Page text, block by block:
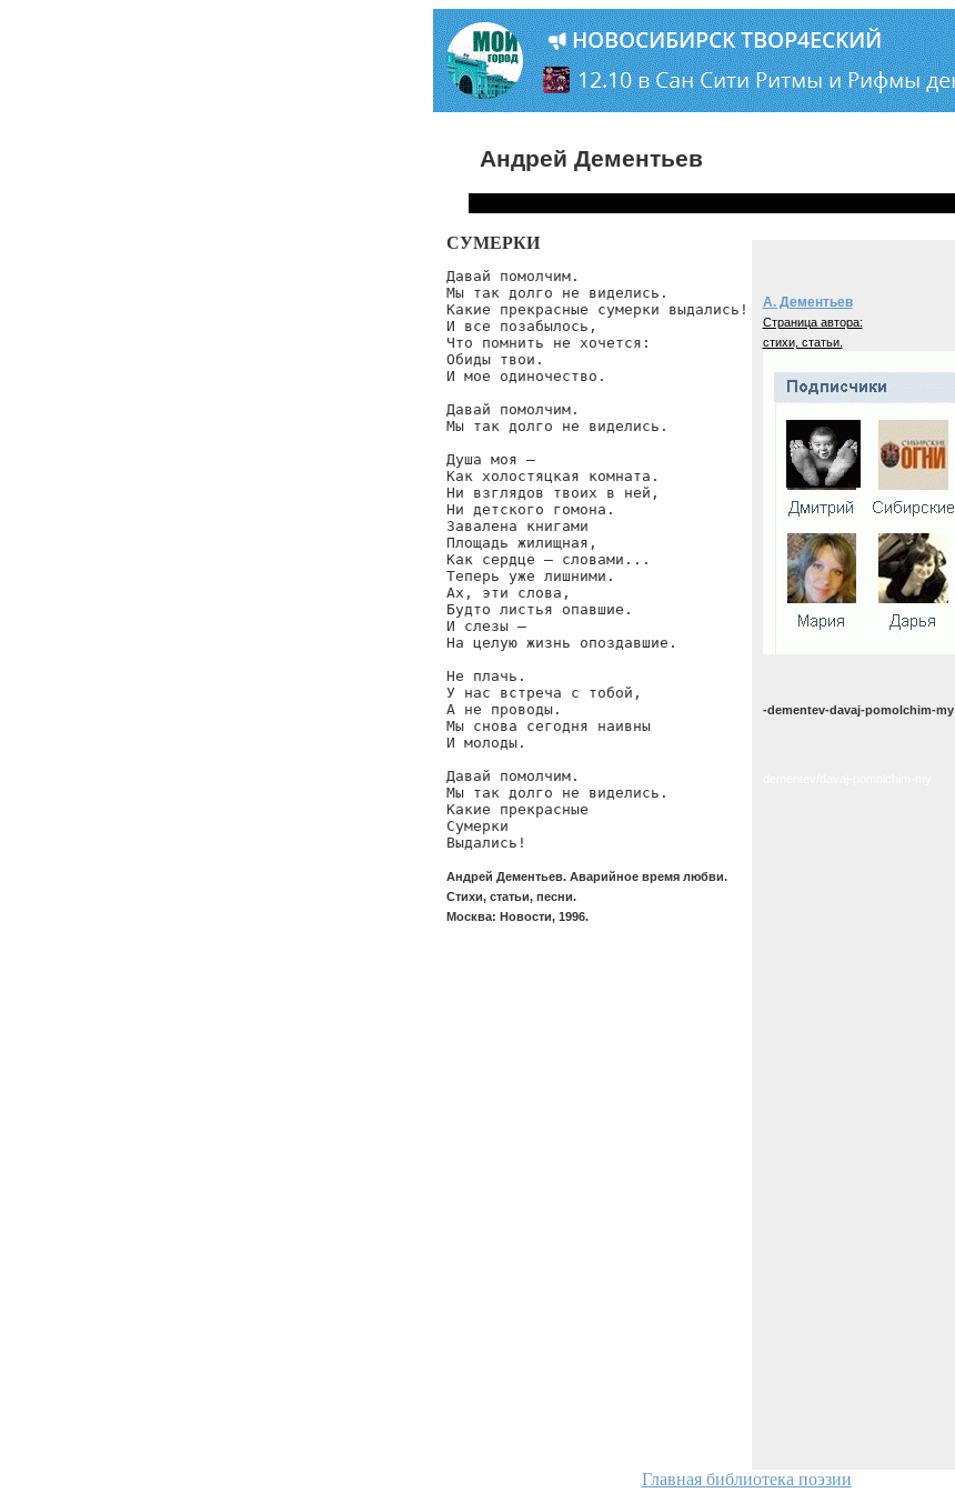
Андрей Дементьев
СУМЕРКИ
Давай помолчим.
Мы так долго не виделись.
Какие прекрасные сумерки выдались!
И все позабылось,
Что помнить не хочется:
Обиды твои.
И мое одиночество.
Давай помолчим.
Мы так долго не виделись.
Душа моя —
Как холостяцкая комната.
Ни взглядов твоих в ней,
Ни детского гомона.
Завалена книгами
Площадь жилищная,
Как сердце — словами...
Теперь уже лишними.
Ах, эти слова,
Будто листья опавшие.
И слезы —
На целую жизнь опоздавшие.
Не плачь.
У нас встреча с тобой,
А не проводы.
Мы снова сегодня наивны
И молоды.
Давай помолчим.
Мы так долго не виделись.
Какие прекрасные
Сумерки
Выдались!
Андрей Дементьев. Аварийное время любви.
Стихи, статьи, песни.
Москва: Новости, 1996.
А. Дементьев
Страница автора:
стихи, статьи.
-dementev-davaj-pomolchim-my
Главная библиотека поэзии